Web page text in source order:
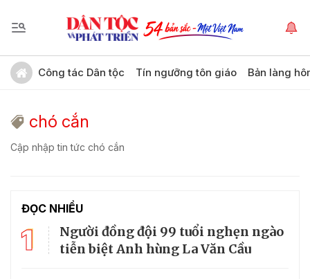
Công tác Dân tộc Tín ngưỡng tôn giáo Bản làng
chó cắn
Cập nhập tin tức chó cắn
ĐỌC NHIỀU
1
Người đồng đội 99 tuổi nghẹn ngào
tiễn biệt Anh hùng La Văn Cầu